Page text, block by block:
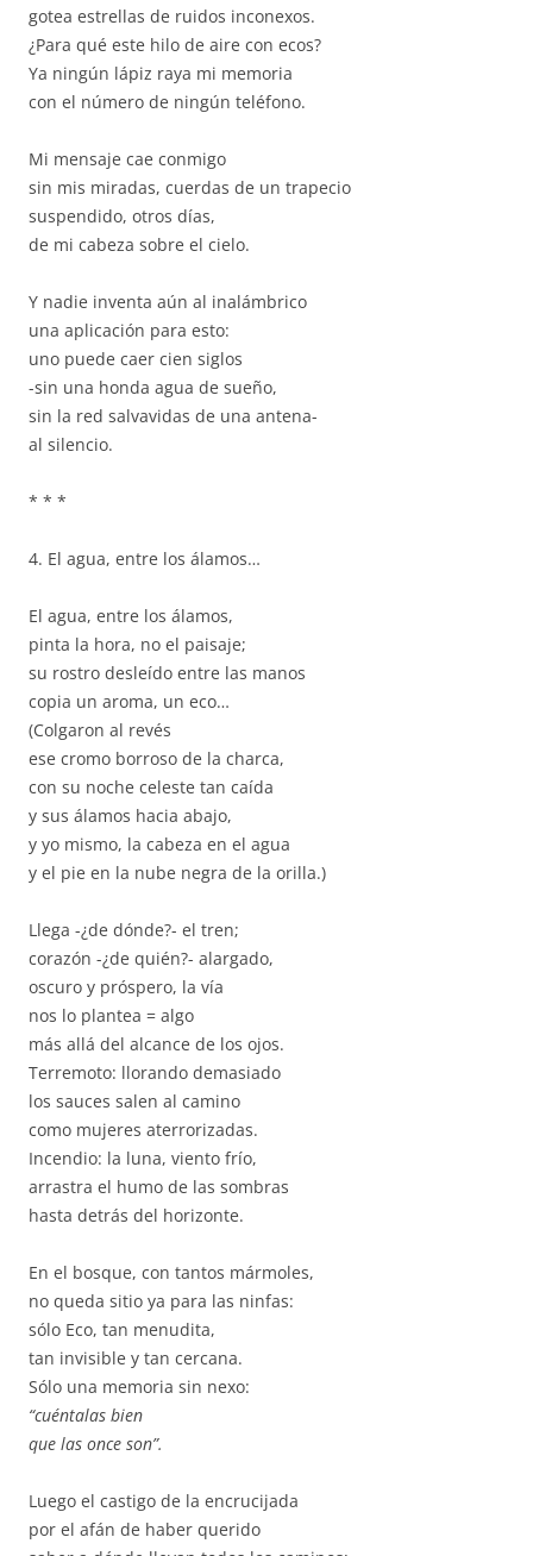
gotea estrellas de ruidos inconexos.
¿Para qué este hilo de aire con ecos?
Ya ningún lápiz raya mi memoria
con el número de ningún teléfono.
Mi mensaje cae conmigo
sin mis miradas, cuerdas de un trapecio
suspendido, otros días,
de mi cabeza sobre el cielo.
Y nadie inventa aún al inalámbrico
una aplicación para esto:
uno puede caer cien siglos
-sin una honda agua de sueño,
sin la red salvavidas de una antena-
al silencio.
* * *
4. El agua, entre los álamos…
El agua, entre los álamos,
pinta la hora, no el paisaje;
su rostro desleído entre las manos
copia un aroma, un eco…
(Colgaron al revés
ese cromo borroso de la charca,
con su noche celeste tan caída
y sus álamos hacia abajo,
y yo mismo, la cabeza en el agua
y el pie en la nube negra de la orilla.)
Llega -¿de dónde?- el tren;
corazón -¿de quién?- alargado,
oscuro y próspero, la vía
nos lo plantea = algo
más allá del alcance de los ojos.
Terremoto: llorando demasiado
los sauces salen al camino
como mujeres aterrorizadas.
Incendio: la luna, viento frío,
arrastra el humo de las sombras
hasta detrás del horizonte.
En el bosque, con tantos mármoles,
no queda sitio ya para las ninfas:
sólo Eco, tan menudita,
tan invisible y tan cercana.
Sólo una memoria sin nexo:
“cuéntalas bien
que las once son”.
Luego el castigo de la encrucijada
por el afán de haber querido